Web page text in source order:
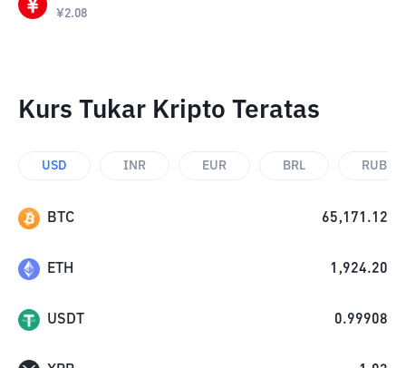
¥2.08
Kurs Tukar Kripto Teratas
USD INR EUR BRL RUB
BTC 65,171.12
ETH 1,924.20
USDT 0.99908